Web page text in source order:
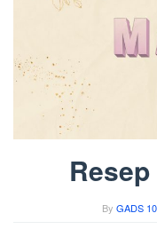
By GADS